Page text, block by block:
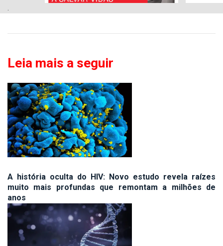
Leia mais a seguir
A história oculta do HIV: Novo estudo revela raízes
muito mais profundas que remontam a milhões de
anos